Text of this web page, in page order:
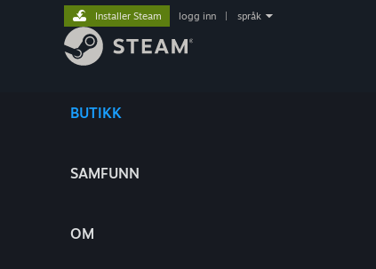
BUTIKK
SAMFUNN
OM
Installer Steam logg inn språk